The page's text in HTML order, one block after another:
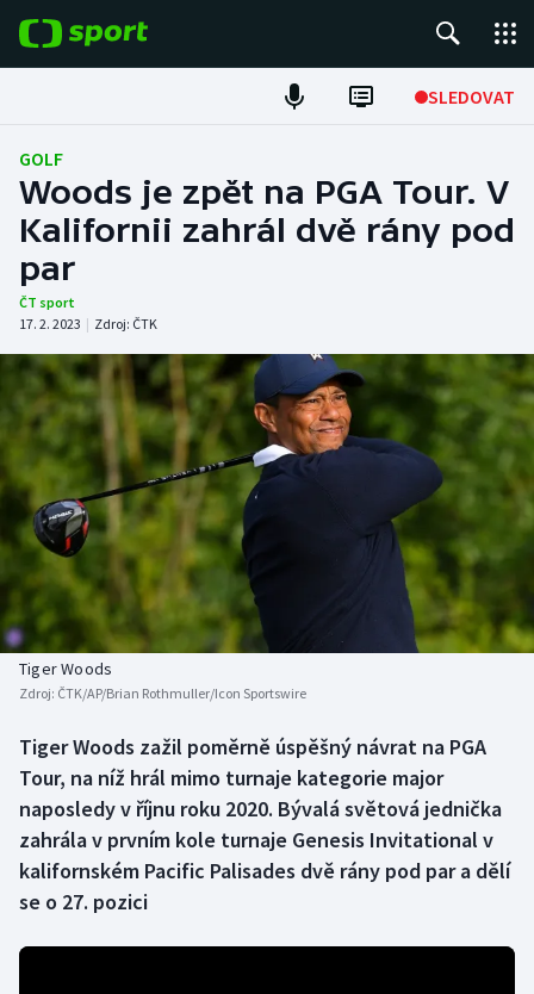
SLEDOVAT
Fotbal
Hokej
Tenis
Atletika
Cyklistika
DALŠÍ SPORTY
Americký fotbal
Baseball a softbal
Basketbal
Biatlon
Box
Curling
Dostihy
Florbal
NEPŘEHLÉDNĚTE
Soutěže
Historické návraty
Aplikace ČT sport
GOLF
Woods je zpět na PGA Tour. V
Kalifornii zahrál dvě rány pod
par
ČT sport
17. 2. 2023 | Zdroj: ČTK
Tiger Woods
Zdroj: ČTK/AP/Brian Rothmuller/Icon Sportswire
Tiger Woods zažil poměrně úspěšný návrat na PGA
Tour, na níž hrál mimo turnaje kategorie major
naposledy v říjnu roku 2020. Bývalá světová jednička
zahrála v prvním kole turnaje Genesis Invitational v
kalifornském Pacific Palisades dvě rány pod par a dělí
se o 27. pozici